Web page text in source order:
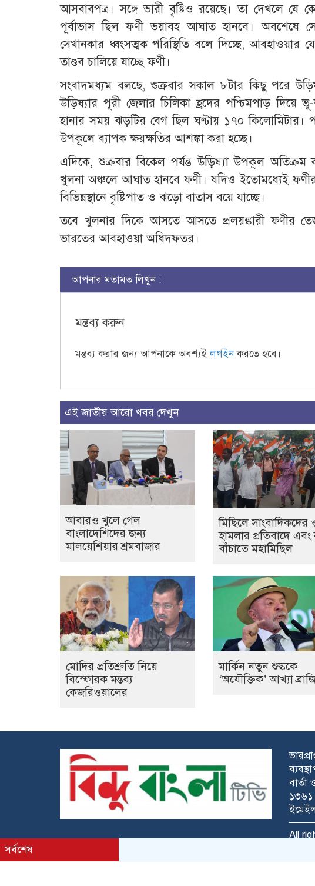
আসবাবপত্র। সঙ্গে ভারী বৃষ্টিও রয়েছে। তা দেখলে
পূর্বাভাস ছিল ফণী ভয়াবহ আঘাত হানবে। অবশেষে
সেখানকার ধ্বংসত্মক পরিস্থিতি বলে দিচ্ছে,
তাণ্ডব চালিয়ে যাচ্ছে ফণী।
সংবাদমধ্যম বলছে, শুক্রবার সকাল ৮টার কিছু পরে
উড়িষ্যার পূরী জেলার চিলিকা হ্রদের পশ্চিমপাড়
হানার সময় ঝড়টির বেগ ছিল ঘণ্টায় ১৭০ কিলোমিটার।
উপকূলে ব্যাপক ক্ষয়ক্ষতির আশঙ্কা করা হচ্ছে।
এদিকে, শুক্রবার বিকেল পর্যন্ত উড়িষ্যা উপকূল অতিক্রম
খুলনা অঞ্চলে আঘাত হানবে ফণী। যদিও ইতোমধ্যেই ফণীর
বিভিন্নস্থানে বৃষ্টিপাত ও ঝড়ো বাতাস বয়ে যাচ্ছে।
তবে খুলনার দিকে আসতে আসতে প্রলয়ঙ্কারী ফণীর
ভারতের আবহাওয়া অধিদফতর।
আপনার মতামত লিখুন :
মন্তব্য করুন
মন্তব্য করার জন্য আপনাকে অবশ্যইলগইনকরতে হবে।
এই জাতীয় আরো খবর দেখুন
আবারও খুলে গেল
বাংলাদেশিদের জন্য
মালয়েশিয়ার শ্রমবাজার
মিছিলে
হামলার প্রতিবাদে এবং
বাঁচাতে মহামিছিল
মোদির প্রতিশ্রুতি নিয়ে
বিস্ফোরক মন্তব্য
কেজরিওয়ালের
মার্কিন নতুন শুল্ককে
‘অযৌক্তিক’ আখ্যা
১৩৬১।
All
সর্বশেষ